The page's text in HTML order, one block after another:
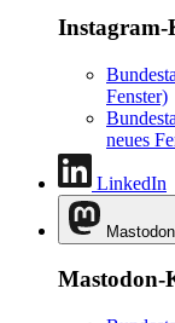
Instagram-
Fenster)
neues
LinkedIn
Mastodon
Mastodon-